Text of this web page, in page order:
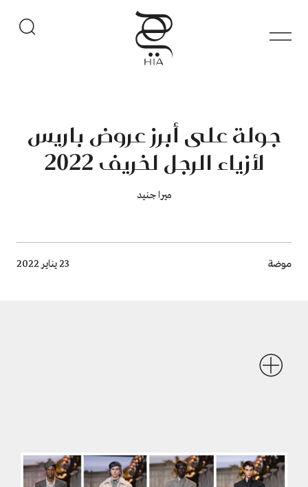
جولة على أبرز عروض باريس
لأزياء الرجل لخريف 2022
ميرا جنيد
Breadcrumbموضة